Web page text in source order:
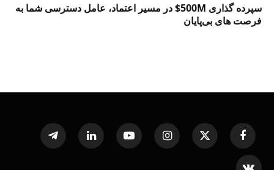
سپرده گذاری 500M$ در مسیر اعتماد، عامل دسترسی شما به
فرصت‌ های بی‌پایان
Facebook
X
(Twitter)
Instagram
YouTube
LinkedIn
Telegram